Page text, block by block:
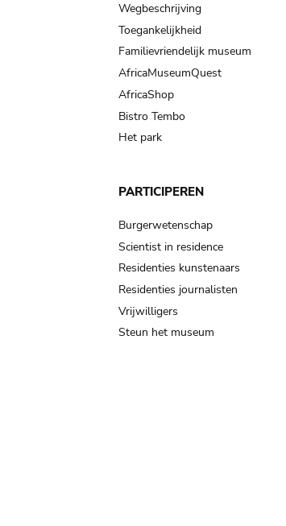
Wegbeschrijving
Toegankelijkheid
Familievriendelijk museum
AfricaMuseumQuest
AfricaShop
Bistro Tembo
Het park
PARTICIPEREN
Burgerwetenschap
Scientist in residence
Residenties kunstenaars
Residenties journalisten
Vrijwilligers
Steun het museum